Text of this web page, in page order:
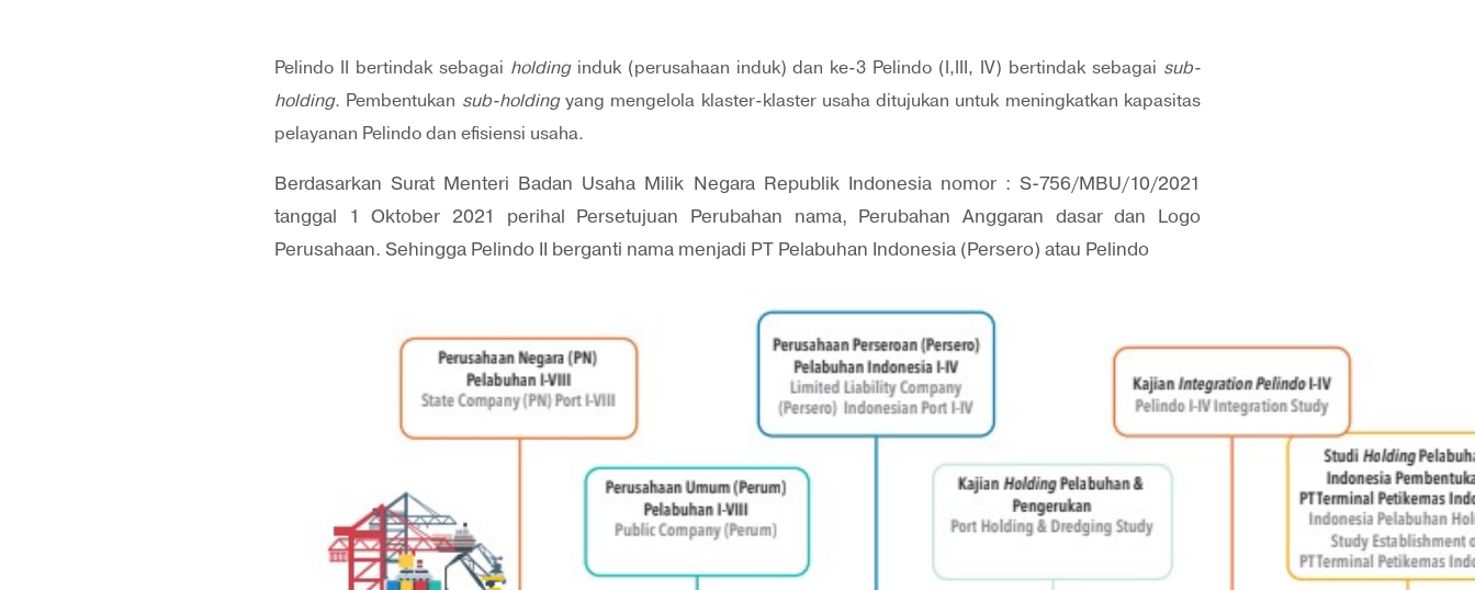
Pelindo II bertindak sebagai holdinginduk (perusahaan induk) dan ke-3 Pelindo (I,III, IV) bertindak sebagai sub-
holding. Pembentukan sub-holdingyang mengelola klaster-klaster usaha ditujukan untuk meningkatkan kapasitas
pelayanan Pelindo dan efisiensi usaha.
Berdasarkan Surat Menteri Badan Usaha Milik Negara Republik Indonesia nomor : S-756/MBU/10/2021
tanggal 1 Oktober 2021 perihal Persetujuan Perubahan nama, Perubahan Anggaran dasar dan Logo
Perusahaan. Sehingga Pelindo II berganti nama menjadi PT Pelabuhan Indonesia (Persero) atau Pelindo